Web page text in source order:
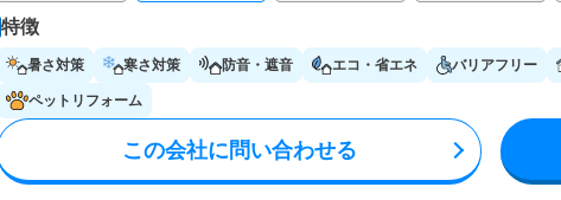
特徴
暑さ対策 寒さ対策 防音・遮音 エコ・省エネ バリアフリー
ペットリフォーム
この会社に問い合わせる